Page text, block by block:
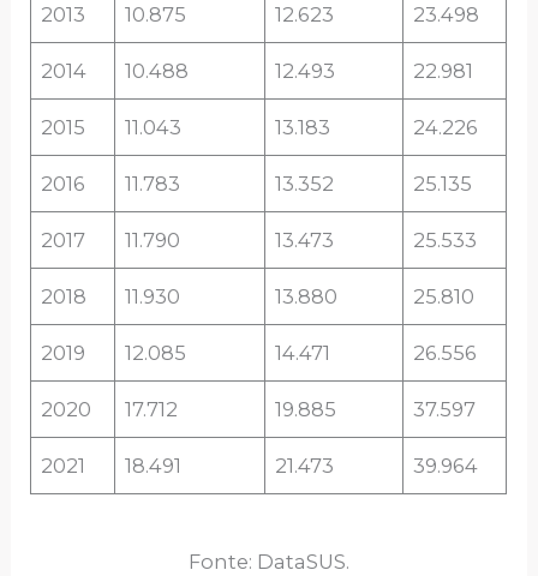
2013 10.875 12.623 23.498
2014 10.488 12.493 22.981
2015 11.043 13.183 24.226
2016 11.783 13.352 25.135
2017 11.790 13.473 25.533
2018 11.930 13.880 25.810
2019 12.085 14.471 26.556
2020 17.712 19.885 37.597
2021 18.491 21.473 39.964
Fonte: DataSUS.